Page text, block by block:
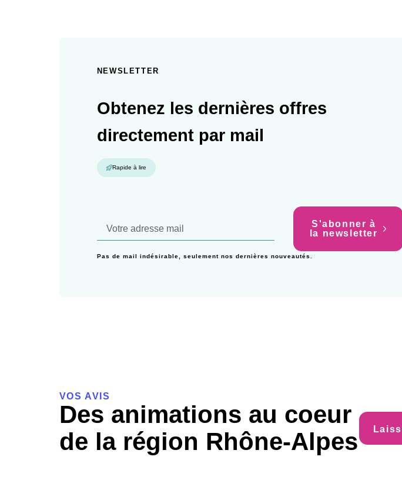
NEWSLETTER
Obtenez les dernières offres
directement par mail
Rapide à lire
S'abonner à
la newsletter
Pas de mail indésirable, seulement nos dernières nouveautés.
VOS AVIS
Des animations au coeur
de la région Rhône-Alpes